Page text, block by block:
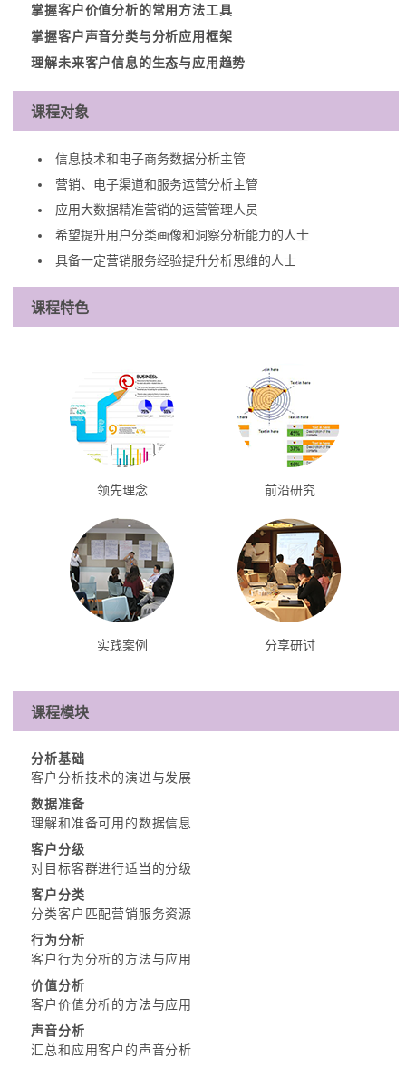
掌握客户价值分析的常用方法工具
掌握客户声音分类与分析应用框架
理解未来客户信息的生态与应用趋势
课程对象
信息技术和电子商务数据分析主管
营销、电子渠道和服务运营分析主管
应用大数据精准营销的运营管理人员
希望提升用户分类画像和洞察分析能力的人士
具备一定营销服务经验提升分析思维的人士
课程特色
领先理念 前沿研究
实践案例 分享研讨
课程模块
分析基础
客户分析技术的演进与发展
数据准备
理解和准备可用的数据信息
客户分级
对目标客群进行适当的分级
客户分类
分类客户匹配营销服务资源
行为分析
客户行为分析的方法与应用
价值分析
客户价值分析的方法与应用
声音分析
汇总和应用客户的声音分析